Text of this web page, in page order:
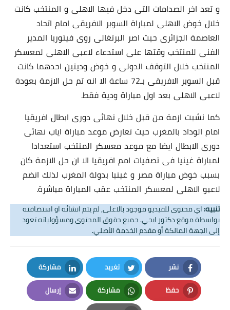
و تعد اخر الصدامات التى دخل فيها الاهلى و المنتخب كانت
خلال خوض الاهلى لمباراة السوبر الافريقى امام اتحاد
العاصمة الجزائرى حيث اصر البرتغالى روى فيتوريا المدير
الفنى للمنتخب وقتها على استدعاء لاعبى الاهلى لمعسكر
المنتخب خلال التوقف الدولى و خوض وديتين احدهما كانت
قبل السوبر الافريقى بـ72 ساعة الا انه تم حل الازمة بعودة
لاعبى الاهلى بعد اول مباراة ودية فقط.
كما نشبت ازمة من قبل خلال نهائى دورى ابطال افريقيا
امام الوداد بالمغرب حيث تعارض موعد مباراة اياب نهائى
دورى الابطال ايضا مع موعد معسكر المنتخب استعدادا
لمباراة غينيا فى تصفيات امم افريقيا الا ان حل الازمة كان
بسبب خوض مباراة مصر و غينيا بدولة المغرب لذلك انضم
لاعبو الاهلى لمعسكر المنتخب عقب المباراة مباشرة.
تنبيه:اي محتوى للفيديو موجود بالاعلى, لم يتم انشائه او استضافته
بواسطة موقع دكتور ايجي. جميع حقوق المحتوى ومسؤولياته تعود
إلى الجهة المالكة أو مقدم الخدمة الأصلي.
نشر
Facebook
تغريد
Twitter
مشاركة
LinkedIn
حفظ
Pinterest
مشاركة
Whatsapp
إرسال
Email